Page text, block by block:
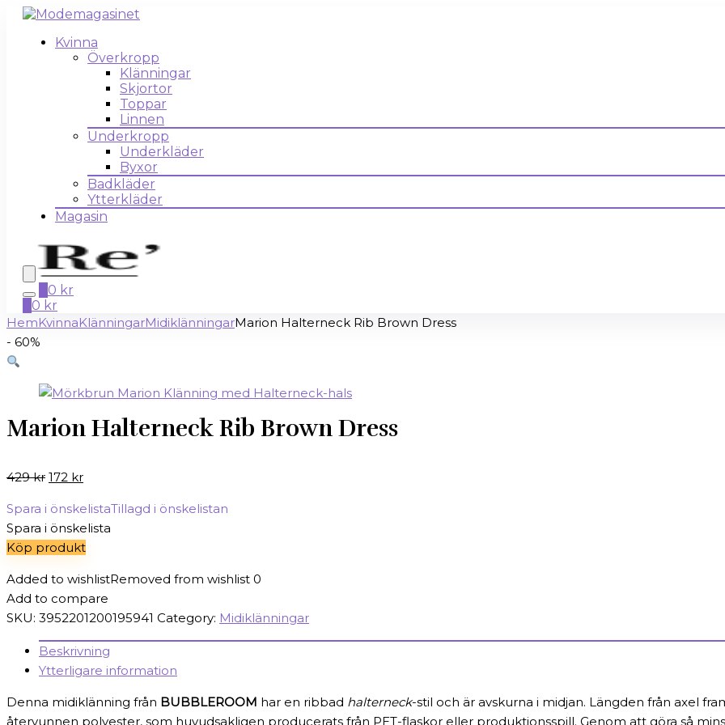
Kvinna
Överkropp
Klänningar
Skjortor
Toppar
Linnen
Underkropp
Underkläder
Byxor
Badkläder
Ytterkläder
Magasin
0 kr
0 kr
HemKvinnaKlänningarMidiklänningarMarion Halterneck Rib Brown Dress
- 60%
Marion Halterneck Rib Brown Dress
429kr Det
priset
var:
429 kr.
172 krDet
priset
är:
172 kr.
Spara i önskelistaTillagd i önskelistan
Spara i önskelista
Köp produkt
Added to wishlistRemoved from wishlist 0
Add to compare
SKU: 3952201200195941 Category: Midiklänningar
Beskrivning
Ytterligare information
Denna midiklänning från BUBBLEROOM har en ribbad halterneck-stil och är avskurna i midjan. Längden från axel
återvunnen polyester, som huvudsakligen producerats från PET-flaskor eller produktionsspill. Genom att göra så